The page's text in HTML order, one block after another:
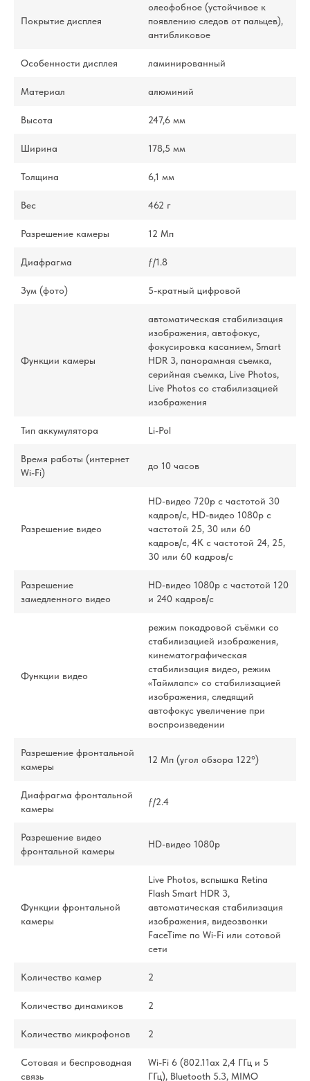
Покрытие дисплея
олеофобное (устойчивое к
появлению следов от пальцев),
антибликовое
Особенности дисплея ламинированный
Материал алюминий
Высота 247,6 мм
Ширина 178,5 мм
Толщина 6,1 мм
Вес 462 г
Разрешение камеры 12 Мп
Диафрагма ƒ/1.8
Зум (фото) 5-кратный цифровой
Функции камеры
автоматическая стабилизация
изображения, автофокус,
фокусировка касанием, Smart
HDR 3, панорамная съемка,
серийная съемка, Live Photos,
Live Photos со стабили­зацией
изображения
Тип аккумулятора Li-Pol
Время работы (интернет
Wi-Fi)
до 10 часов
Разрешение видео
HD-видео 720p с частотой 30
кадров/ с, HD-видео 1080p с
частотой 25, 30 или 60
кадров/ с, 4K с частотой 24, 25,
30 или 60 кадров/ с
Разрешение
замедленного видео
HD-видео 1080р с частотой 120
и 240 кадров/ с
Функции видео
режим покадровой съёмки со
стабилизацией изображения,
кинематографическая
стабилизация видео, режим
«Таймлапс» со стабили­зацией
изображения, следящий
автофокус увеличение при
воспроизведении
Разрешение фронтальной
камеры
12 Мп (угол обзора 122°)
Диафрагма фронтальной
камеры
ƒ/2.4
Разрешение видео
фронтальной камеры
HD-видео 1080p
Функции фронтальной
камеры
Live Photos, вспышка Retina
Flash Smart HDR 3,
автоматическая стабилизация
изображения, видеозвонки
FaceTime по Wi‑Fi или сотовой
сети
Количество камер 2
Количество динамиков 2
Количество микрофонов 2
Сотовая и беспроводная
связь
Wi-Fi 6 (802.11ax 2,4 ГГц и 5
ГГц), Bluetooth 5.3, MIMO